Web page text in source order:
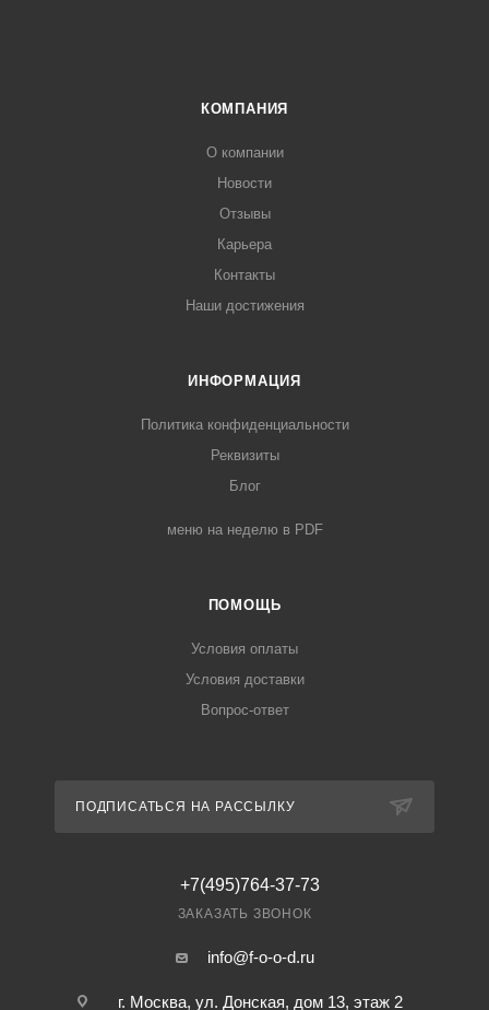
КОМПАНИЯ
О компании
Новости
Отзывы
Карьера
Контакты
Наши достижения
ИНФОРМАЦИЯ
Политика конфиденциальности
Реквизиты
Блог
меню на неделю в PDF
ПОМОЩЬ
Условия оплаты
Условия доставки
Вопрос-ответ
ПОДПИСАТЬСЯ НА РАССЫЛКУ
+7(495)764-37-73
ЗАКАЗАТЬ ЗВОНОК
info@f-o-o-d.ru
г. Москва, ул. Донская, дом 13, этаж 2